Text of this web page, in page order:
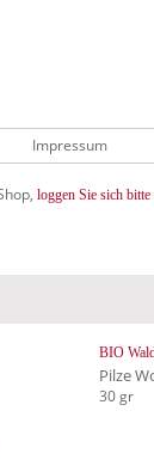
Impressum
loggen Sie sich bitte
BIO
Pilze
30 gr